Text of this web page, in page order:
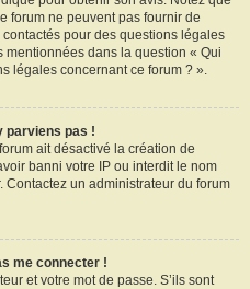
forum ne peuvent pas fournir de
pour des questions légales
mentionnées dans la question « Qui
légales concernant ce forum ? ».
parviens pas !
ait désactivé la création de
banni votre IP ou interdit le nom
Contactez un administrateur du forum
me connecter !
et votre mot de passe. S’ils sont